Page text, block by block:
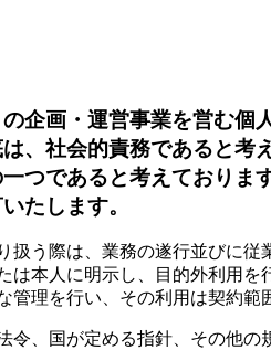
企画・運営事業を営む
、社会的責務であると
つであると考えており
たします。
扱う際は、業務の遂行並びに
は本人に明示し、目的外利用
理を行い、その利用は契約範
、国が定める指針、その他の